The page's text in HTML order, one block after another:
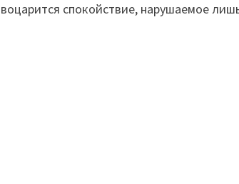
спокойствие, нарушаемое